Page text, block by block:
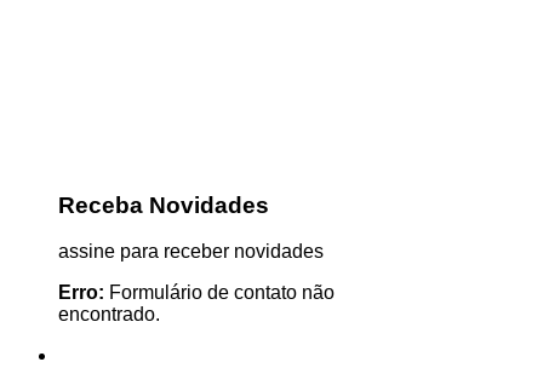
Receba Novidades
assine para receber novidades
Erro: Formulário de contato não
encontrado.